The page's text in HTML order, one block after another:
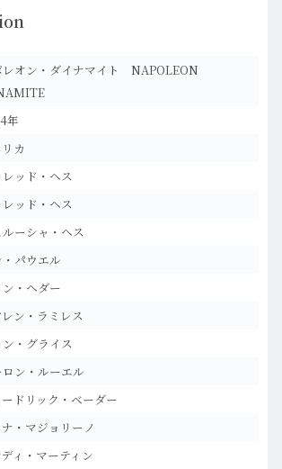
レオン・ダイナマイト NAPOLEON
年
カ
レッド・ヘス
レッド・ヘス
ルーシャ・ヘス
パウエル
ン・ヘダー
ン・ラミレス
ン・グライス
ロン・ルーエル
ドリック・ベーダー
ナ・マジョリーノ
ィ・マーティン